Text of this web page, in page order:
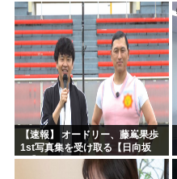
ｗｗｗｗｗｗｗｗｗｗｗｗ
【速報】 オードリー、藤嶌果歩
1st写真集を受け取る【日向坂
46】